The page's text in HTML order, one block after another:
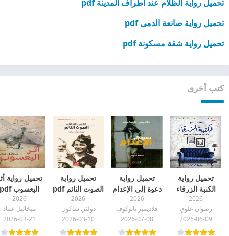
تحميل رواية الظلام عند أطراف المدينة pdf
تحميل رواية صانعة الدمى pdf
تحميل رواية شقة مسكونة pdf
كتب أخرى
تحميل رواية
الكنبة الزرقاء
pdf
2026
رضوان علوي
2026-06-09
تحميل رواية
دعوة إلى الإعدام
pdf
2026
فلاديمير نابوكوف
2026-07-08
تحميل رواية
الصوت النائم pdf
2026
دولثي شاكون
2026-03-10
تحميل رواية
اليعسوب pdf
2026
ميخائيل عماد
2026-03-21